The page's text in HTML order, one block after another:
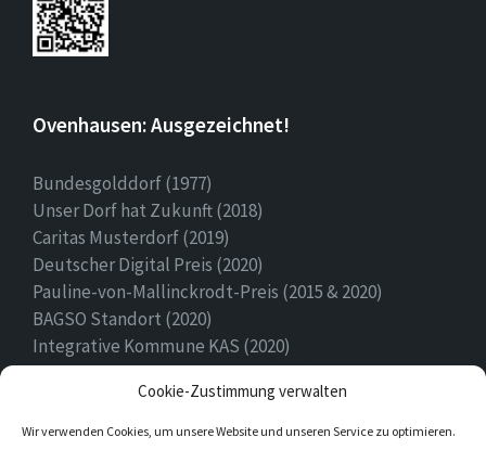
Cookie-Zustimmung verwalten
Wir verwenden Cookies, um unsere Website und unseren Service zu optimieren.
Ovenhausen: Ausgezeichnet!
Bundesgolddorf (1977)
Unser Dorf hat Zukunft (2018)
Caritas Musterdorf (2019)
Deutscher Digital Preis (2020)
Pauline-von-Mallinckrodt-Preis (2015 & 2020)
BAGSO Standort (2020)
Integrative Kommune KAS (2020)
Ehrenamtspreis Stadt Höxter (2020)
Heimatpreis (2022)